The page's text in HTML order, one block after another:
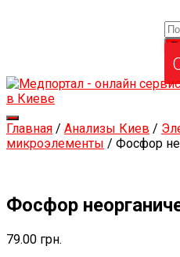
Переключить
навигацию
Главная / Анализы Киев /
микроэлементы / Фосфор
Фосфор
79.00 грн.